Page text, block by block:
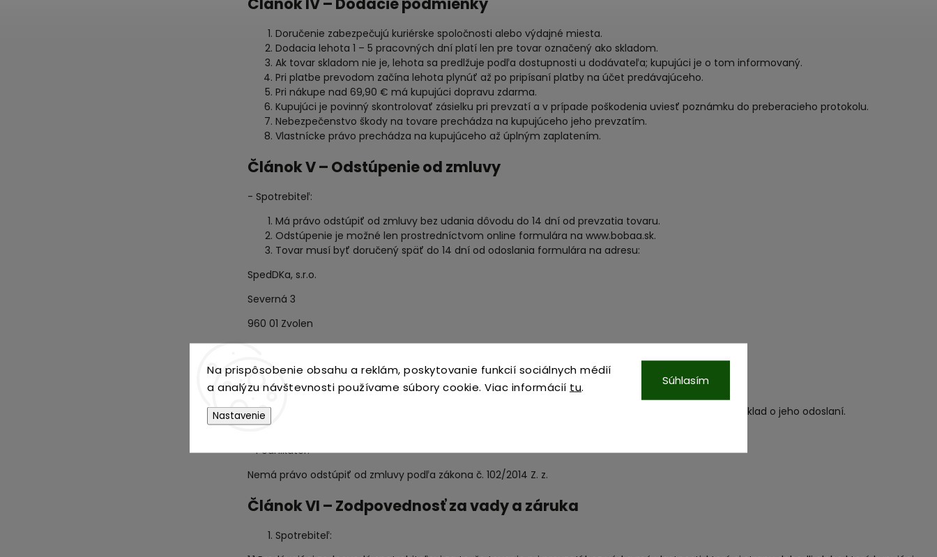
Na prispôsobenie obsahu a reklám, poskytovanie funkcií sociálnych médií
a analýzu návštevnosti používame súbory cookie. Viac informácií tu.
Nastavenie
Súhlasím
Doručenie zabezpečujú kuriérske spoločnosti alebo výdajné miesta.
Dodacia lehota 1 – 5 pracovných dní platí len pre tovar označený ako skladom.
Ak tovar skladom nie je, lehota sa predlžuje podľa dostupnosti u dodávateľa; kupujúci je o tom informovaný.
Pri platbe prevodom začína lehota plynúť až po pripísaní platby na účet predávajúceho.
Pri nákupe nad 69,90 € má kupujúci dopravu zdarma.
Kupujúci je povinný skontrolovať zásielku pri prevzatí a v prípade poškodenia uviesť poznámku do preberacieho protokolu.
Nebezpečenstvo škody na tovare prechádza na kupujúceho jeho prevzatím.
Vlastnícke právo prechádza na kupujúceho až úplným zaplatením.
Článok V – Odstúpenie od zmluvy
- Spotrebiteľ:
Má právo odstúpiť od zmluvy bez udania dôvodu do 14 dní od prevzatia tovaru.
Odstúpenie je možné len prostredníctvom online formulára na www.bobaa.sk.
Tovar musí byť doručený späť do 14 dní od odoslania formulára na adresu:
SpedDKa, s.r.o.
Severná 3
960 01 Zvolen
Slovenská republika
Náklady na vrátenie znáša spotrebiteľ.
Predávajúci vráti platby do 14 dní od doručenia formulára, nie však skôr ako obdrží tovar alebo doklad o jeho odoslaní.
- Podnikateľ:
Nemá právo odstúpiť od zmluvy podľa zákona č. 102/2014 Z. z.
Článok VI – Zodpovednosť za vady a záruka
Spotrebiteľ: